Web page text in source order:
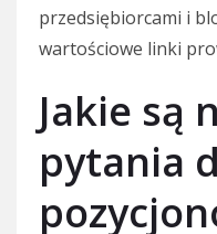
przedsiębiorcami i
wartościowe linki
Jakie są
pytania